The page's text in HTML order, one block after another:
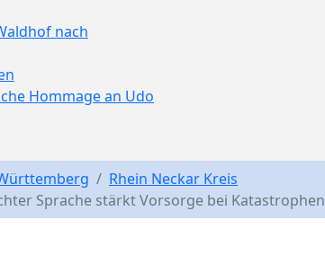
nach
Hommage an Udo
Rhein Neckar Kreis
Sprache stärkt Vorsorge bei Katastrophen